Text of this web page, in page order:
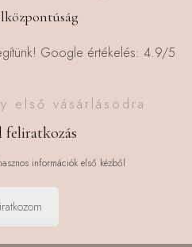
Google értékelés: 4.9/5
első vásárlásodra
információk első kézből